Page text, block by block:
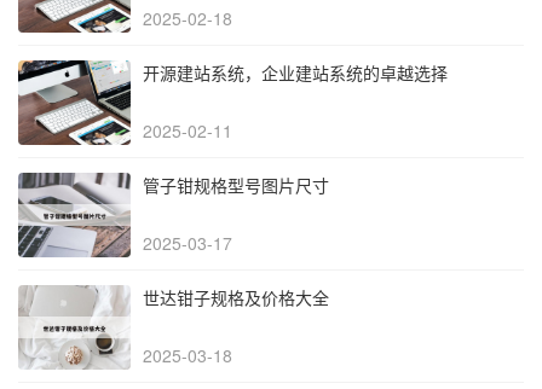
2025-02-18
开源建站系统，企业建站系统的卓越选择
2025-02-11
管子钳规格型号图片尺寸
2025-03-17
世达钳子规格及价格大全
2025-03-18